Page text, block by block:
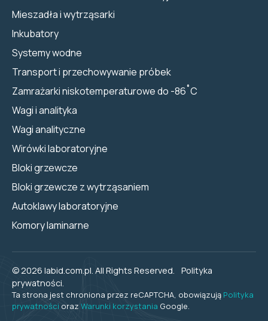
Mieszadła i wytrząsarki
Inkubatory
Systemy wodne
Transport i przechowywanie próbek
Zamrażarki niskotemperaturowe do -86˚C
Wagi i analityka
Wagi analityczne
Wirówki laboratoryjne
Bloki grzewcze
Bloki grzewcze z wytrząsaniem
Autoklawy laboratoryjne
Komory laminarne
© 2026 labid.com.pl. All Rights Reserved.
Polityka
prywatności.
Ta strona jest chroniona przez reCAPTCHA, obowiązują Polityka
prywatności oraz Warunki korzystania Google.